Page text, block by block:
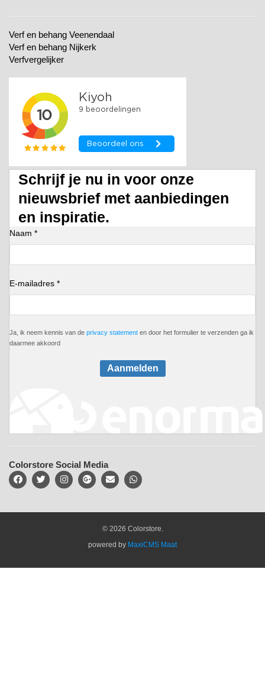
Verf en behang Veenendaal
Verf en behang Nijkerk
Verfvergelijker
Schrijf je nu in voor onze
nieuwsbrief met aanbiedingen
en inspiratie.
Naam *
E-mailadres *
Ja, ik neem kennis van de privacy statement en door het formulier te verzenden ga ik
daarmee akkoord
Aanmelden
Colorstore Social Media
© 2026 Colorstore.
powered by MaxiCMS Maat